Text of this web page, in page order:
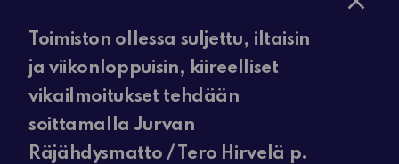
Toimiston ollessa suljettu, iltaisin
ja viikonloppuisin, kiireelliset
vikailmoitukset tehdään
soittamalla Jurvan
Räjähdysmatto / Tero Hirvelä p.